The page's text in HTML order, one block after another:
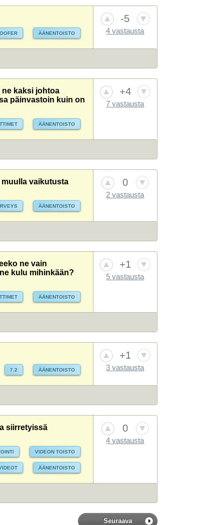
ÄÄNENTOISTO
-5
4 vastausta
kaksi johtoa
päinvastoin kuin on
ÄÄNENTOISTO
+4
7 vastausta
vaikutusta
ÄÄNENTOISTO
0
2 vastausta
ne vain
kulu mihinkään?
ÄÄNENTOISTO
+1
5 vastausta
7.2 ÄÄNENTOISTO
+1
3 vastausta
siirretyissä
VIDEON TOISTO
ÄÄNENTOISTO
0
4 vastausta
Seuraava